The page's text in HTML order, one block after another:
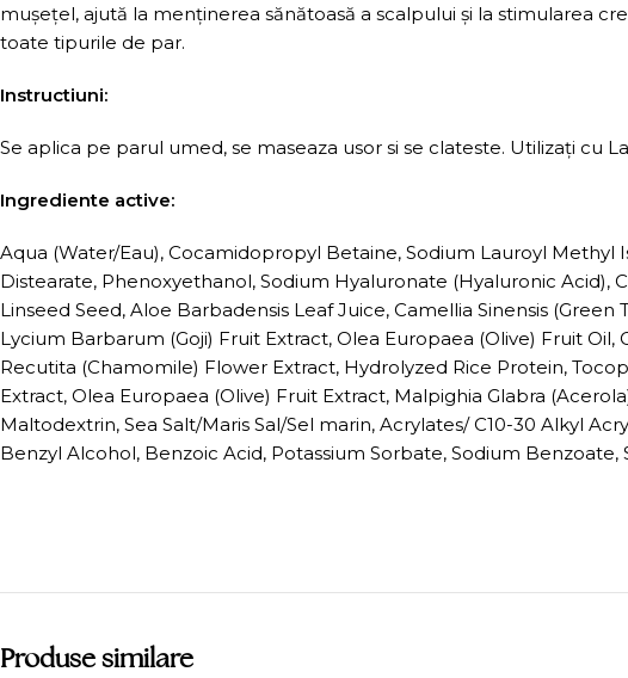
mușețel, ajută la menținerea sănătoasă a scalpului și la stimularea
toate tipurile de par.
Instructiuni:
Se aplica pe parul umed, se maseaza usor si se clateste. Utilizați
Ingrediente active:
Aqua (Water/Eau), Cocamidopropyl Betaine, Sodium Lauroyl Methyl
Distearate, Phenoxyethanol, Sodium Hyaluronate (Hyaluronic Acid),
Linseed Seed, Aloe Barbadensis Leaf Juice, Camellia Sinensis
Lycium Barbarum (Goji) Fruit Extract, Olea Europaea (Olive) Fruit
Recutita (Chamomile) Flower Extract, Hydrolyzed Rice Protein,
Extract, Olea Europaea (Olive) Fruit Extract, Malpighia Glabra
Maltodextrin, Sea Salt/Maris Sal/Sel marin, Acrylates/ C10-30 Alkyl
Benzyl Alcohol, Benzoic Acid, Potassium Sorbate, Sodium Benzoate,
Produse similare